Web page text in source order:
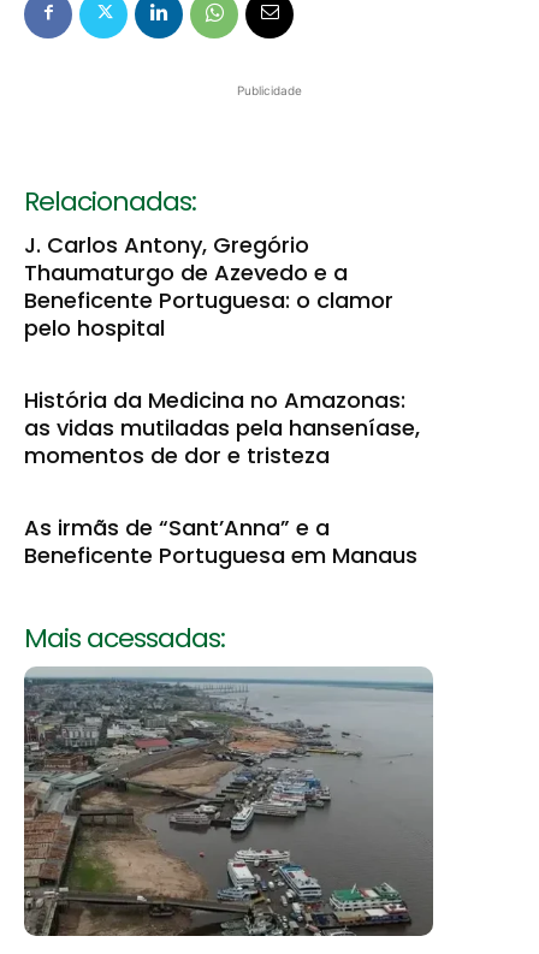
Publicidade
Relacionadas:
J. Carlos Antony, Gregório
Thaumaturgo de Azevedo e a
Beneficente Portuguesa: o clamor
pelo hospital
História da Medicina no Amazonas:
as vidas mutiladas pela hanseníase,
momentos de dor e tristeza
As irmãs de “Sant’Anna” e a
Beneficente Portuguesa em Manaus
Mais acessadas: